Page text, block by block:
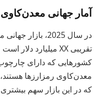
آمار جهانی
در سال 2025،
کشورهایی که دارای
معدن‌کاوی رمزارزها
که در این بازار سهم